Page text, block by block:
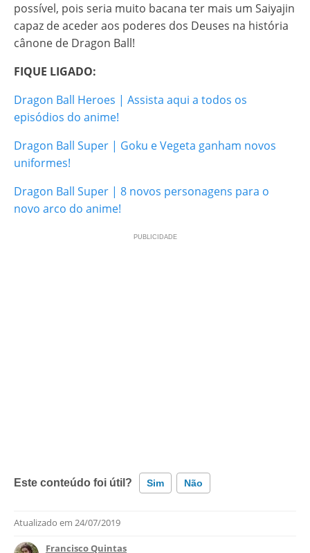
possível, pois seria muito bacana ter mais um Saiyajin
capaz de aceder aos poderes dos Deuses na história
cânone de Dragon Ball!
FIQUE LIGADO:
Dragon Ball Heroes | Assista aqui a todos os
episódios do anime!
Dragon Ball Super | Goku e Vegeta ganham novos
uniformes!
Dragon Ball Super | 8 novos personagens para o
novo arco do anime!
Este conteúdo foi útil? Sim Não
Este conteúdo contém informação incorreta
Atualizado em 24/07/2019
Francisco Quintas